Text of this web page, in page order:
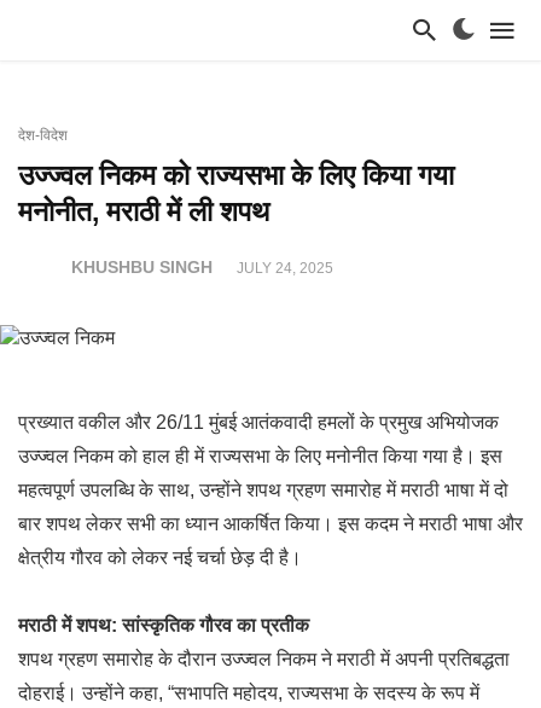
देश-विदेश
उज्ज्वल निकम को राज्यसभा के लिए किया गया
मनोनीत, मराठी में ली शपथ
KHUSHBU SINGH JULY 24, 2025
प्रख्यात वकील और 26/11 मुंबई आतंकवादी हमलों के प्रमुख अभियोजक
उज्ज्वल निकम को हाल ही में राज्यसभा के लिए मनोनीत किया गया है। इस
महत्वपूर्ण उपलब्धि के साथ, उन्होंने शपथ ग्रहण समारोह में मराठी भाषा में दो
बार शपथ लेकर सभी का ध्यान आकर्षित किया। इस कदम ने मराठी भाषा और
क्षेत्रीय गौरव को लेकर नई चर्चा छेड़ दी है।
मराठी में शपथ: सांस्कृतिक गौरव का प्रतीक
शपथ ग्रहण समारोह के दौरान उज्ज्वल निकम ने मराठी में अपनी प्रतिबद्धता
दोहराई। उन्होंने कहा, “सभापति महोदय, राज्यसभा के सदस्य के रूप में